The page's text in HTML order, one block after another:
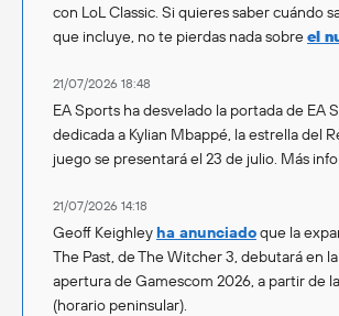
con LoL Classic. Si quieres saber cuándo
que incluye, no te pierdas nada sobreel
21/07/2026 18:48
EA Sports ha desvelado la portada de EA
dedicada a Kylian Mbappé, la estrella del
juego se presentará el 23 de julio. Más info
21/07/2026 14:18
Geoff Keighley ha anunciadoque la
The Past, de The Witcher 3, debutará en
apertura de Gamescom 2026, a partir de
(horario peninsular).